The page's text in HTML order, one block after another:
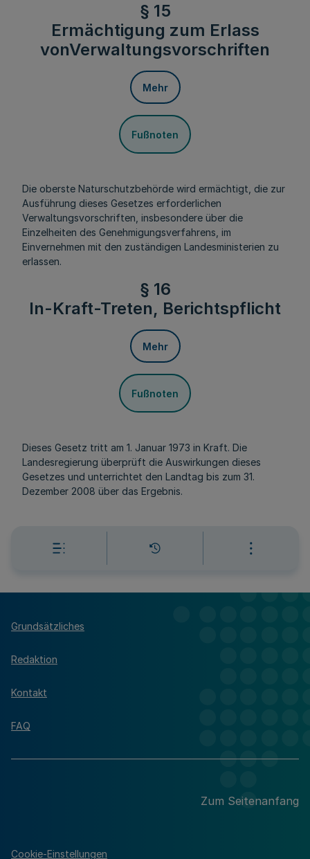
§ 15
Ermächtigung zum Erlass
vonVerwaltungsvorschriften
Mehr
Fußnoten
Die oberste Naturschutzbehörde wird ermächtigt, die zur
Ausführung dieses Gesetzes erforderlichen
Verwaltungsvorschriften, insbesondere über die
Einzelheiten des Genehmigungsverfahrens, im
Einvernehmen mit den zuständigen Landesministerien zu
erlassen.
§ 16
In-Kraft-Treten, Berichtspflicht
Mehr
Fußnoten
Dieses Gesetz tritt am 1. Januar 1973 in Kraft. Die
Landesregierung überprüft die Auswirkungen dieses
Gesetzes und unterrichtet den Landtag bis zum 31.
Dezember 2008 über das Ergebnis.
Grundsätzliches
Redaktion
Kontakt
FAQ
Zum Seitenanfang
Cookie-Einstellungen